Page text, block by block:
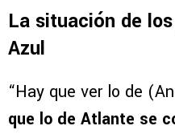
La situación de
Azul
“Hay que ver lo de
que lo de Atlante se